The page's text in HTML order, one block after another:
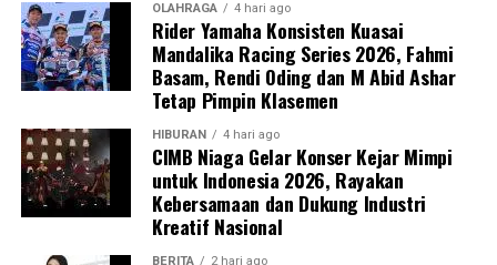
OLAHRAGA 4 hari ago
Rider Yamaha Konsisten Kuasai
Mandalika Racing Series 2026, Fahmi
Basam, Rendi Oding dan M Abid Ashar
Tetap Pimpin Klasemen
HIBURAN 4 hari ago
CIMB Niaga Gelar Konser Kejar Mimpi
untuk Indonesia 2026, Rayakan
Kebersamaan dan Dukung Industri
Kreatif Nasional
BERITA 2 hari ago